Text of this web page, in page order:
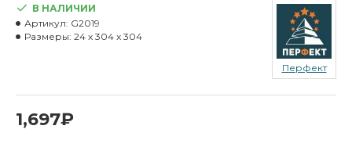
1,697₽
В НАЛИЧИИ
Артикул: G2019
Размеры: 24 x 304 x 304
Перфект